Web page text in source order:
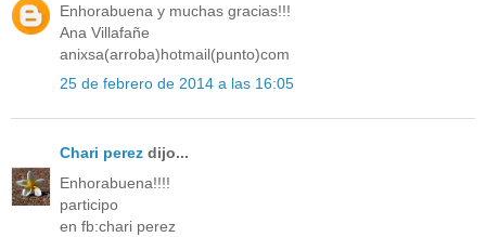
Enhorabuena y muchas gracias!!!
Ana Villafañe
anixsa(arroba)hotmail(punto)com
25 de febrero de 2014 a las 16:05
Chari perez dijo...
Enhorabuena!!!!
participo
en fb:chari perez